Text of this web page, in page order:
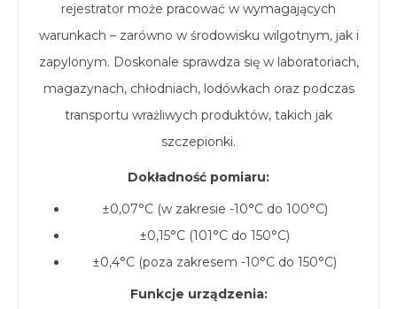
rejestrator może pracować w wymagających
warunkach – zarówno w środowisku wilgotnym, jak i
zapylonym. Doskonale sprawdza się w laboratoriach,
magazynach, chłodniach, lodówkach oraz podczas
transportu wrażliwych produktów, takich jak
szczepionki.
Dokładność pomiaru:
±0,07°C (w zakresie -10°C do 100°C)
±0,15°C (101°C do 150°C)
±0,4°C (poza zakresem -10°C do 150°C)
Funkcje urządzenia: